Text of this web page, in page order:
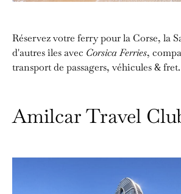
Réservez votre ferry pour la Corse, la
d'autres îles avec Corsica Ferries,
transport de passagers, véhicules & fret.
Amilcar Travel